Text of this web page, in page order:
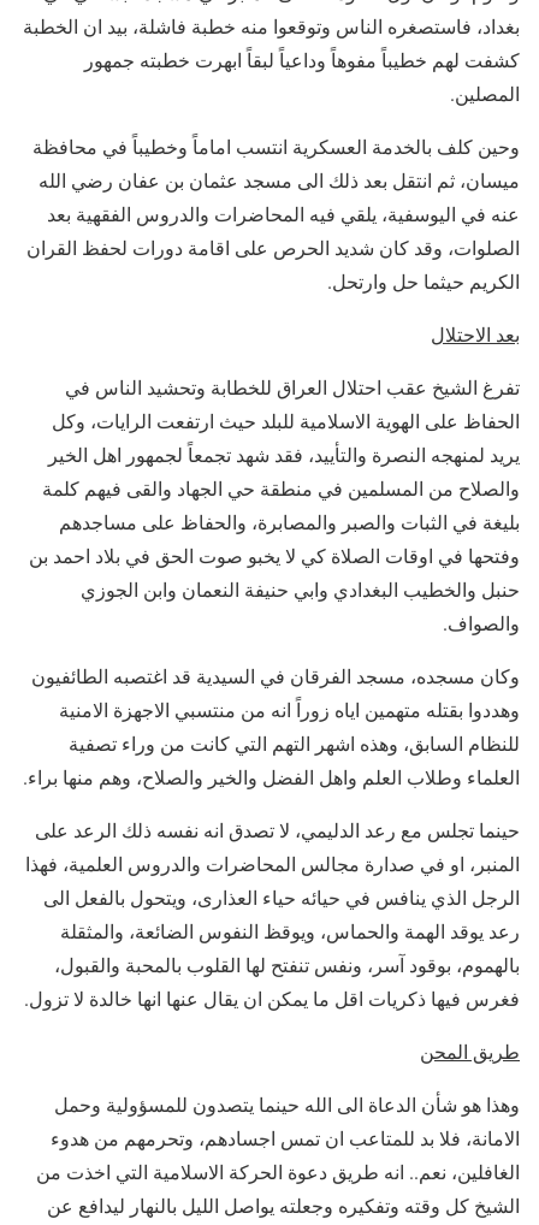
بغداد، فاستصغره الناس وتوقعوا منه خطبة فاشلة، بيد ان الخطبة
كشفت لهم خطيباً مفوهاً وداعياً لبقاً ابهرت خطبته جمهور
المصلين.
وحين كلف بالخدمة العسكرية انتسب اماماً وخطيباً في محافظة
ميسان، ثم انتقل بعد ذلك الى مسجد عثمان بن عفان رضي الله
عنه في اليوسفية، يلقي فيه المحاضرات والدروس الفقهية بعد
الصلوات، وقد كان شديد الحرص على اقامة دورات لحفظ القران
الكريم حيثما حل وارتحل.
بعد الاحتلال
تفرغ الشيخ عقب احتلال العراق للخطابة وتحشيد الناس في
الحفاظ على الهوية الاسلامية للبلد حيث ارتفعت الرايات، وكل
يريد لمنهجه النصرة والتأييد، فقد شهد تجمعاً لجمهور اهل الخير
والصلاح من المسلمين في منطقة حي الجهاد والقى فيهم كلمة
بليغة في الثبات والصبر والمصابرة، والحفاظ على مساجدهم
وفتحها في اوقات الصلاة كي لا يخبو صوت الحق في بلاد احمد بن
حنبل والخطيب البغدادي وابي حنيفة النعمان وابن الجوزي
والصواف.
وكان مسجده، مسجد الفرقان في السيدية قد اغتصبه الطائفيون
وهددوا بقتله متهمين اياه زوراً انه من منتسبي الاجهزة الامنية
للنظام السابق، وهذه اشهر التهم التي كانت من وراء تصفية
العلماء وطلاب العلم واهل الفضل والخير والصلاح، وهم منها براء.
حينما تجلس مع رعد الدليمي، لا تصدق انه نفسه ذلك الرعد على
المنبر، او في صدارة مجالس المحاضرات والدروس العلمية، فهذا
الرجل الذي ينافس في حيائه حياء العذارى، ويتحول بالفعل الى
رعد يوقد الهمة والحماس، ويوقظ النفوس الضائعة، والمثقلة
بالهموم، بوقود آسر، ونفس تنفتح لها القلوب بالمحبة والقبول،
فغرس فيها ذكريات اقل ما يمكن ان يقال عنها انها خالدة لا تزول.
طريق المحن
وهذا هو شأن الدعاة الى الله حينما يتصدون للمسؤولية وحمل
الامانة، فلا بد للمتاعب ان تمس اجسادهم، وتحرمهم من هدوء
الغافلين، نعم.. انه طريق دعوة الحركة الاسلامية التي اخذت من
الشيخ كل وقته وتفكيره وجعلته يواصل الليل بالنهار ليدافع عن